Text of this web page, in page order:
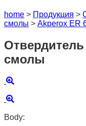
home > Продукция >
смолы > Akperox ER
смолы
Body: